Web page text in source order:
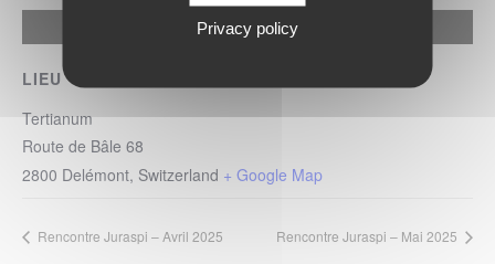
LIEU
Tertianum
Route de Bâle 68
2800 Delémont, Switzerland + Google Map
Google Maps Search API is disabled.
Rencontre Juraspi – Avril 2025 Rencontre Juraspi – Mai 2025
Privacy policy